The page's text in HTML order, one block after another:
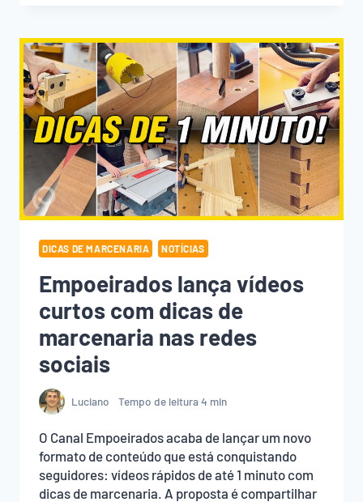
COM
A
MARCENARIA?
PODCAST
EMPOEIRADOS
#010
DICAS DE MARCENARIA NOTÍCIAS
Empoeirados lança vídeos
curtos com dicas de
marcenaria nas redes
sociais
Luciano Tempo de leitura4 min
O Canal Empoeirados acaba de lançar um novo
formato de conteúdo que está conquistando
seguidores: vídeos rápidos de até 1 minuto com
dicas de marcenaria. A proposta é compartilhar